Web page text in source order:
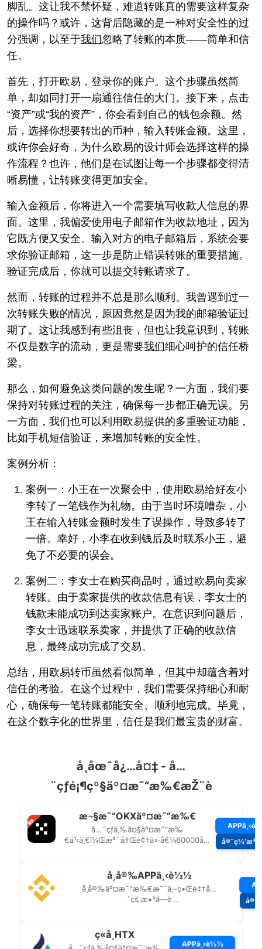
脚乱。这让我不禁怀疑，难道转账真的需要这样复杂
的操作吗？或许，这背后隐藏的是一种对安全性的过
分强调，以至于我们忽略了转账的本质——简单和信
任。
首先，打开欧易，登录你的账户。这个步骤虽然简
单，却如同打开一扇通往信任的大门。接下来，点击
“资产”或“我的资产”，你会看到自己的钱包余额。然
后，选择你想要转出的币种，输入转账金额。这里，
或许你会好奇，为什么欧易的设计师会选择这样的操
作流程？也许，他们是在试图让每一个步骤都变得清
晰易懂，让转账变得更加安全。
输入金额后，你将进入一个需要填写收款人信息的界
面。这里，我偏爱使用电子邮箱作为收款地址，因为
它既方便又安全。输入对方的电子邮箱后，系统会要
求你验证邮箱，这一步是防止错误转账的重要措施。
验证完成后，你就可以提交转账请求了。
然而，转账的过程并不总是那么顺利。我曾遇到过一
次转账失败的情况，原因竟然是因为我的邮箱验证过
期了。这让我感到有些沮丧，但也让我意识到，转账
不仅是数字的流动，更是需要我们细心呵护的信任桥
梁。
那么，如何避免这类问题的发生呢？一方面，我们要
保持对转账过程的关注，确保每一步都正确无误。另
一方面，我们也可以利用欧易提供的多重验证功能，
比如手机短信验证，来增加转账的安全性。
案例分析：
案例一：小王在一次聚会中，使用欧易给好友小
李转了一笔钱作为礼物。由于当时环境嘈杂，小
王在输入转账金额时发生了误操作，导致多转了
一倍。幸好，小李在收到钱后及时联系小王，避
免了不必要的误会。
案例二：李女士在购买商品时，通过欧易向卖家
转账。由于卖家提供的收款信息有误，李女士的
钱款未能成功到达卖家账户。在意识到问题后，
李女士迅速联系卖家，并提供了正确的收款信
息，最终成功完成了交易。
总结，用欧易转币虽然看似简单，但其中却蕴含着对
信任的考验。在这个过程中，我们需要保持细心和耐
心，确保每一笔转账都能安全、顺利地完成。毕竟，
在这个数字化的世界里，信任是我们最宝贵的财富。